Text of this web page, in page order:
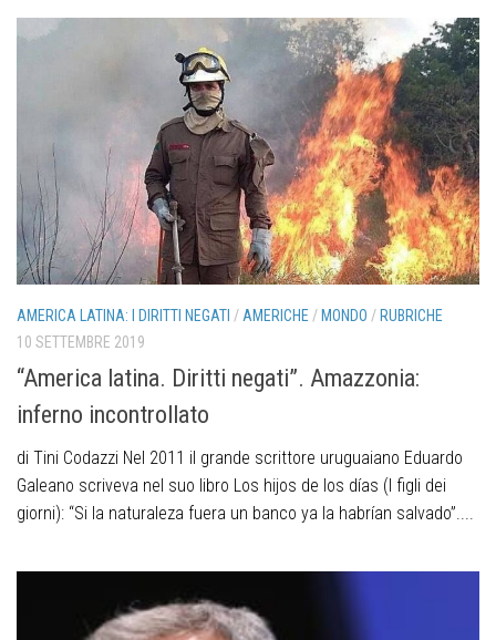
AMERICA LATINA: I DIRITTI NEGATI / AMERICHE / MONDO / RUBRICHE
10 SETTEMBRE 2019
“America latina. Diritti negati”. Amazzonia:
inferno incontrollato
di Tini Codazzi Nel 2011 il grande scrittore uruguaiano Eduardo
Galeano scriveva nel suo libro Los hijos de los días (I figli dei
giorni): “Si la naturaleza fuera un banco ya la habrían salvado”....